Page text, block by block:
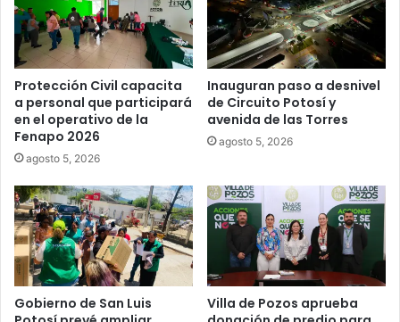
Protección Civil capacita
a personal que participará
en el operativo de la
Fenapo 2026
agosto 5, 2026
Inauguran paso a desnivel
de Circuito Potosí y
avenida de las Torres
agosto 5, 2026
Gobierno de San Luis
Villa de Pozos aprueba